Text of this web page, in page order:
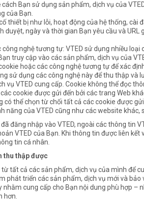
cách Bạn sử dụng sản phẩm, dịch vụ của
của Bạn.
thiết bị như lỗi, hoạt động của hệ thống, cài
duyệt, ngày và thời gian Bạn yêu cầu và URL
công nghệ tương tự: VTED sử dụng nhiều
truy cập vào các sản phẩm, dịch vụ của
hoặc các công nghệ tương tự để xác
sử dụng các công nghệ này để thu thập và
vụ VTED cung cấp. Cookie không thể đọc
cookie được gửi đến bởi các trang Web
có thể chọn từ chối tất cả các cookie được
năng của VTED cũng như các website khác,
đăng nhập vào VTED, ngoài các thông tin
VTED của Bạn. Khi thông tin được liên kết
tin cá nhân.
thu thập được
tất cả các sản phẩm, dịch vụ của mình để
phát triển các sản phẩm, dịch vụ mới và bảo
nhằm cung cấp cho Bạn nội dung phù hợp –
hơn.